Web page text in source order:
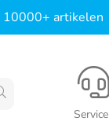
10000+ artikelen
Service